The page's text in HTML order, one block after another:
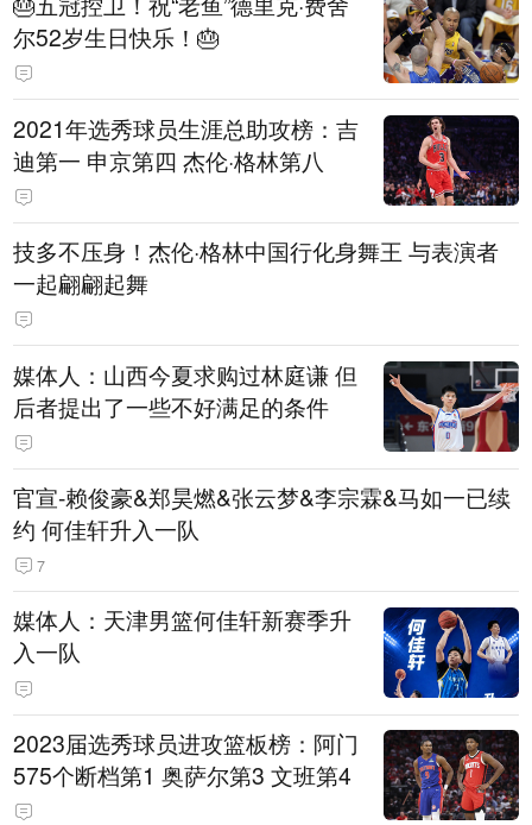
尔52岁生日快乐！🎂
2021年选秀球员生涯总助攻榜：吉
迪第一 申京第四 杰伦·格林第八
技多不压身！杰伦·格林中国行化身舞王 与表演者
一起翩翩起舞
媒体人：山西今夏求购过林庭谦 但
后者提出了一些不好满足的条件
官宣-赖俊豪&郑昊燃&张云梦&李宗霖&马如一已续
约 何佳轩升入一队
7
媒体人：天津男篮何佳轩新赛季升
入一队
2023届选秀球员进攻篮板榜：阿门
575个断档第1 奥萨尔第3 文班第4